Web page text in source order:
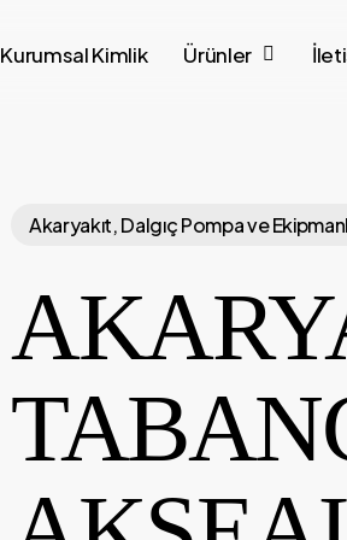
Kurumsal Kimlik Ürünler
Akaryakıt, Dalgıç Pompa ve